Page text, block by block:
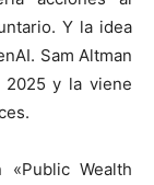
Y la idea
Sam Altman
y la viene
Wealth